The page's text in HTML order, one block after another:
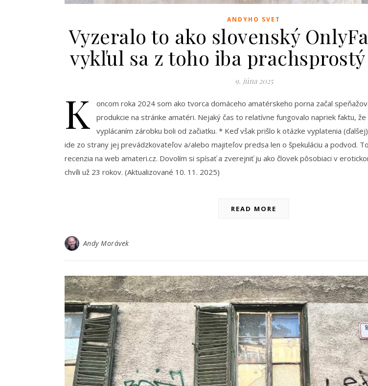
ANDYHO SVET
Vyzeralo to ako slovenský
vykľul sa z toho iba
9. júna 2025
K
oncom roka 2024 som ako tvorca domáceho amatérskeho porna začal
produkcie na stránke amatéri. Nejaký čas to relatívne fungovalo napriek faktu,
vyplácaním zárobku boli od začiatku. * Keď však prišlo k otázke vyplatenia
ide zo strany jej prevádzkovateľov a/alebo majiteľov predsa len o špekuláciu a podvod.
recenzia na web amateri.cz. Dovolím si spísať a zverejniť ju ako človek pôsobiaci v
chvíli už 23 rokov. (Aktualizované 10. 11. 2025)
READ MORE
Andy Morávek